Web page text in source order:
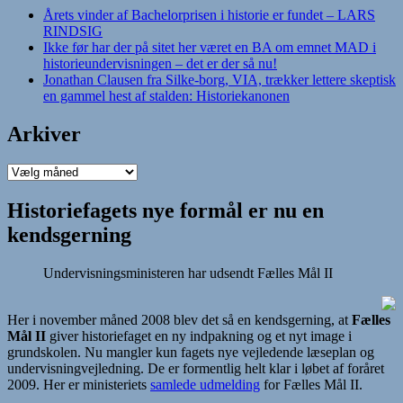
Årets vinder af Bachelorprisen i historie er fundet – LARS
RINDSIG
Ikke før har der på sitet her været en BA om emnet MAD i
historieundervisningen – det er der så nu!
Jonathan Clausen fra Silke-borg, VIA, trækker lettere skeptisk
en gammel hest af stalden: Historiekanonen
Arkiver
Arkiver
Historiefagets nye formål er nu en
kendsgerning
Undervisningsministeren har udsendt Fælles Mål II
Her i november måned 2008 blev det så en kendsgerning, at Fælles
Mål II giver historiefaget en ny indpakning og et nyt image i
grundskolen. Nu mangler kun fagets nye vejledende læseplan og
undervisningvejledning. De er formentlig helt klar i løbet af foråret
2009. Her er ministeriets samlede udmelding for Fælles Mål II.